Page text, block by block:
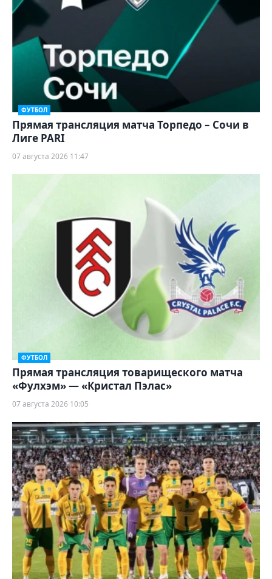
ФУТБОЛ
Прямая трансляция матча Торпедо – Сочи в
Лиге PARI
07 августа 2026 11:47
ФУТБОЛ
Прямая трансляция товарищеского матча
«Фулхэм» — «Кристал Пэлас»
07 августа 2026 10:05